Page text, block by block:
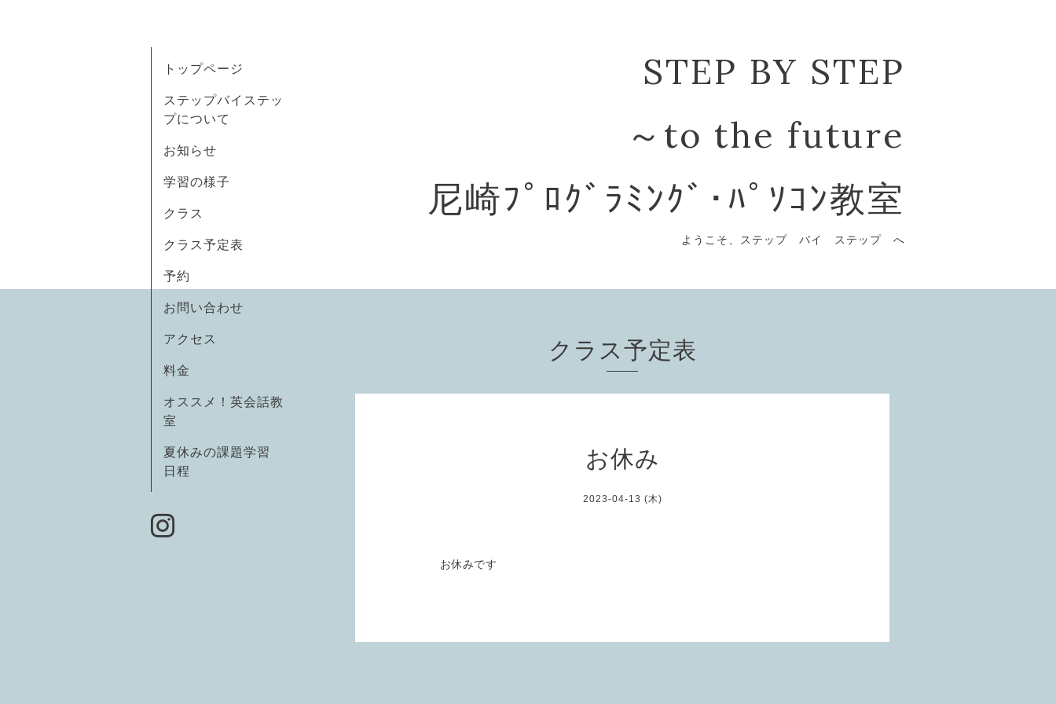
STEP BY STEP
～to the future
尼崎ﾌﾟﾛｸﾞﾗﾐﾝｸﾞ･ﾊﾟｿｺﾝ教室
ようこそ、ステップ バイ ステップ へ
トップページ
ステップバイステッ
プについて
お知らせ
学習の様子
クラス
クラス予定表
予約
お問い合わせ
アクセス
料金
オススメ！英会話教
室
夏休みの課題学習
日程
クラス予定表
お休み
2023-04-13 (木)
お休みです